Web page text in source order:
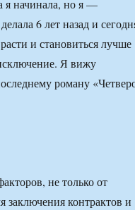
я начинала, но я —
6 лет назад и
и становиться лучше
Я вижу
роману
не только от
заключения контрактов и